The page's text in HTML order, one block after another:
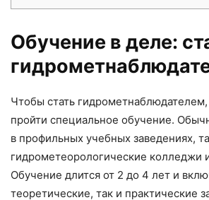
Обучение в деле:
Чтобы стать
пройти специальное обучение.
в профильных учебных заведениях,
гидрометеорологические колледжи
Обучение длится от 2 до 4 лет и
теоретические, так и практические